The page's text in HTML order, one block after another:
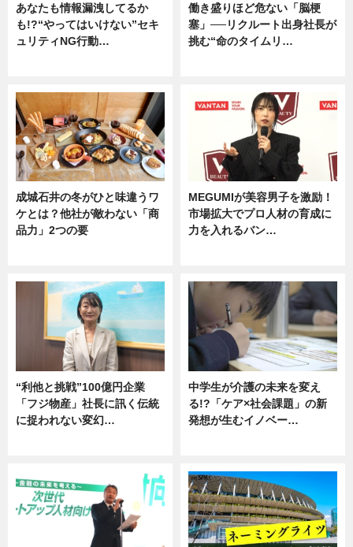
あなたも情報漏洩してるか
も!?“やってはいけない”セキ
ュリティNG行動…
働き盛りほど危ない「脳梗
塞」──リクルート出身社長が
挑む“命のタイムリ…
成城石井の冬がひと味違うワ
ケとは？他社が敵わない「商
品力」2つの要
MEGUMIが美容男子を激励！
市場拡大でプロ人材の育成に
力を入れるバン…
“利他と挑戦”100億円企業
「フジ物産」社長に訊く伝統
に捉われない変幻…
中学生が介護の未来を変え
る!?「ケア×社会課題」の新
発想が生むイノベー…